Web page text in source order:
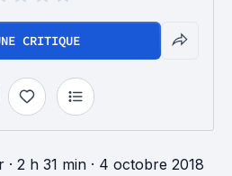
CRITIQUE
· 2 h 31 min · 4 octobre 2018